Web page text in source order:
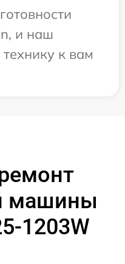
и наш
к вам
машины
1203W